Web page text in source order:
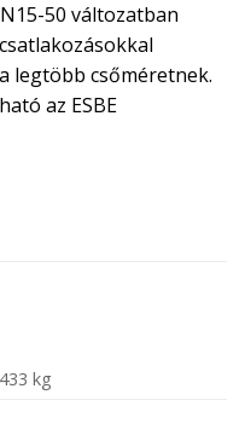
50 változatban
legtöbb csőméretnek.
az ESBE
kg